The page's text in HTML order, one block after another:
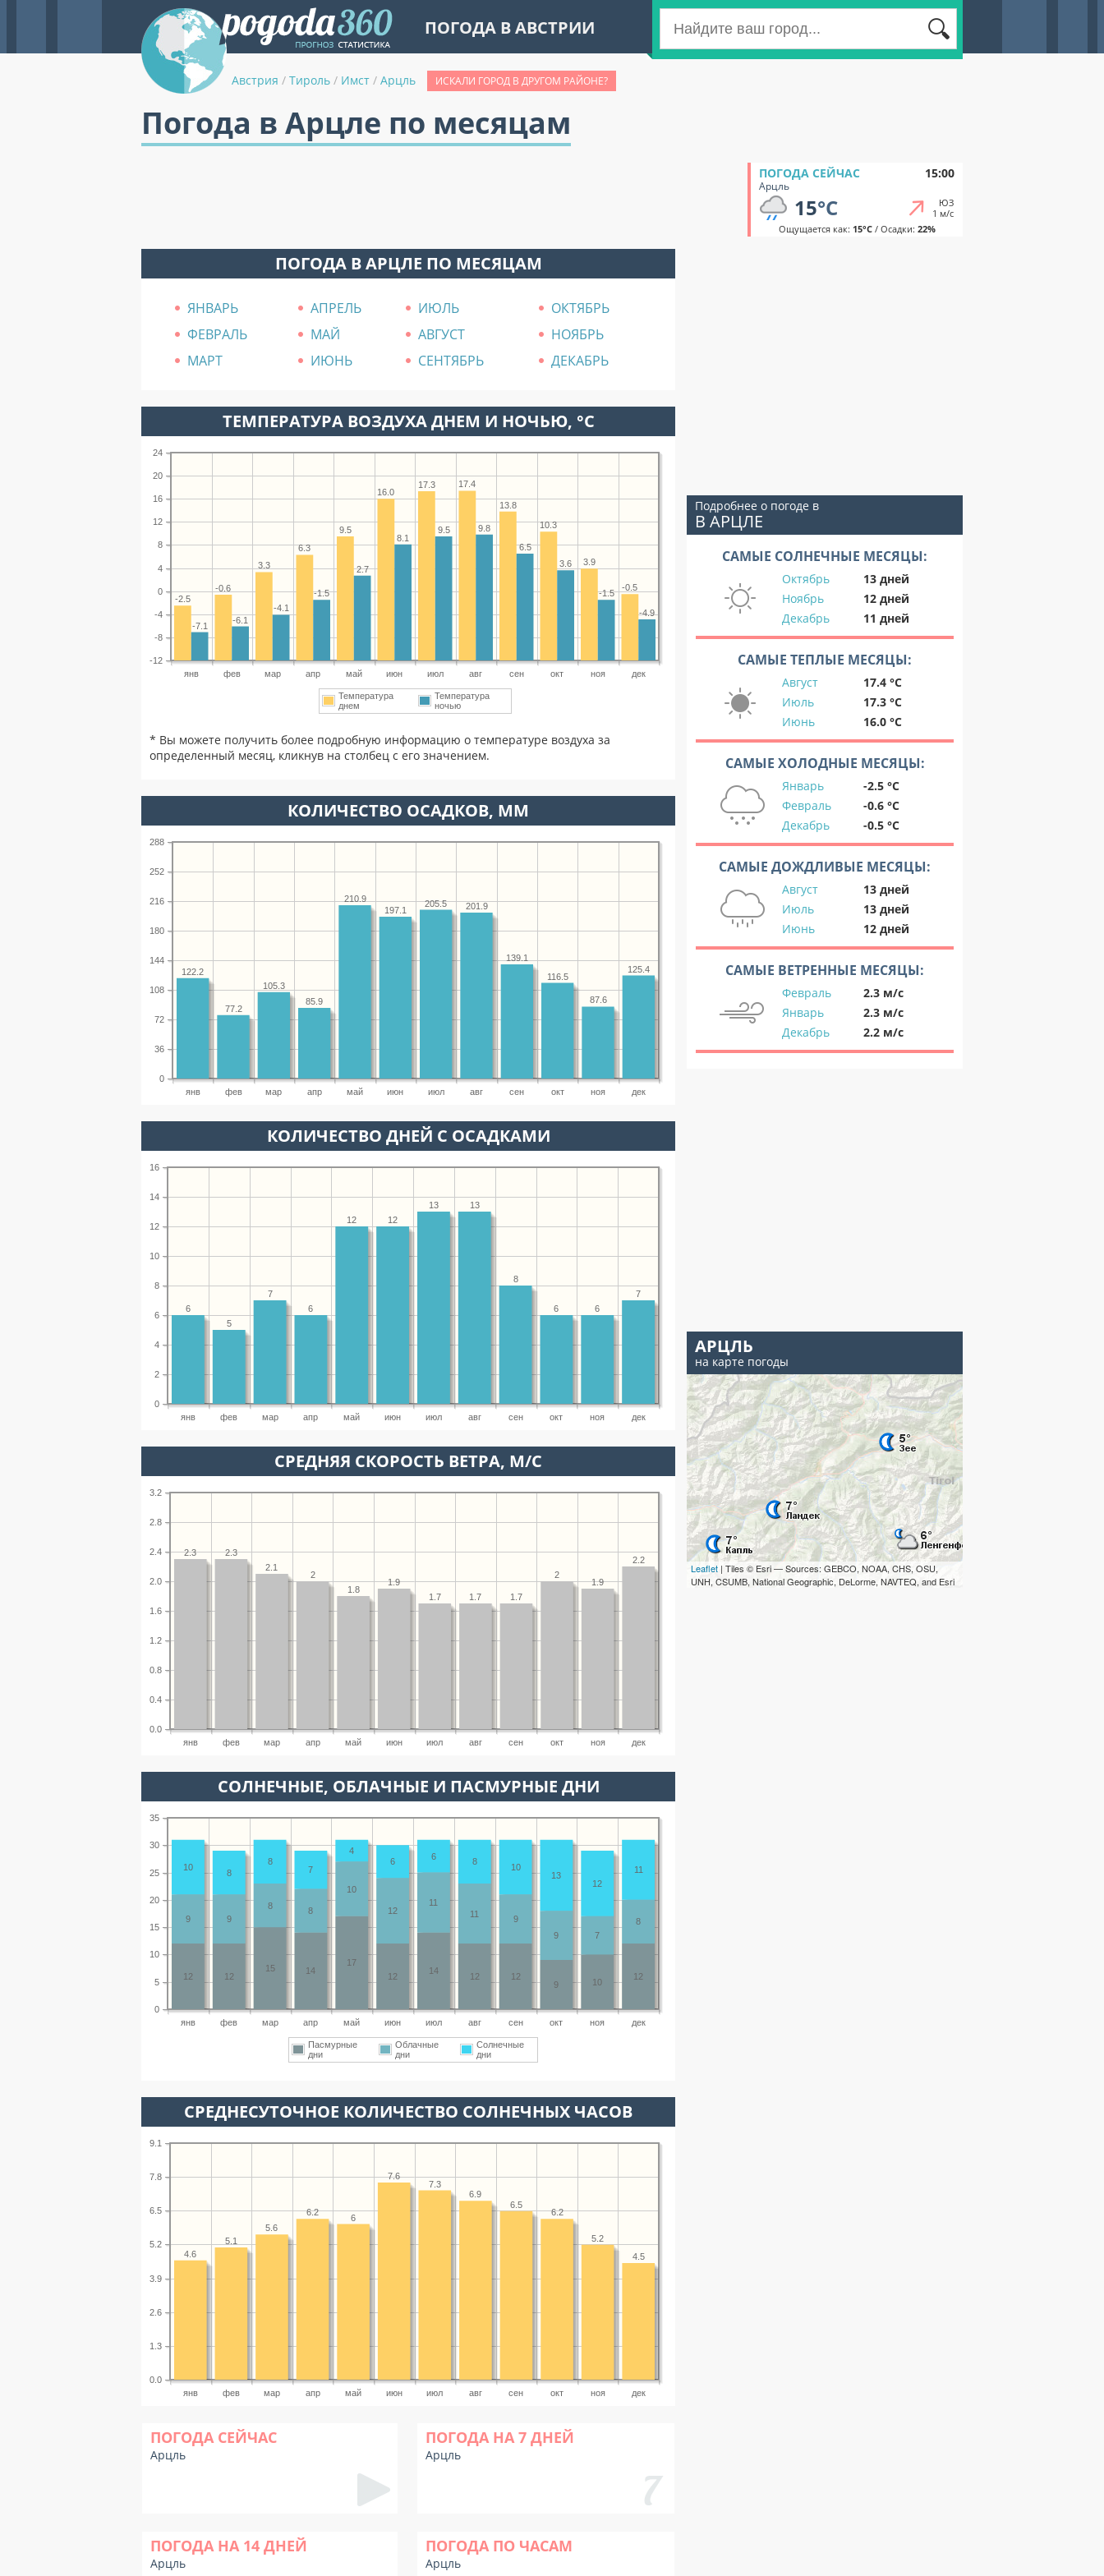
ПОГОДА В АВСТРИИ
Австрия / Тироль / Имст / Арцль ИСКАЛИ ГОРОД В ДРУГОМ РАЙОНЕ?
Погода в Арцле по месяцам
ПОГОДА СЕЙЧАС 15:00
Арцль
15°C
ЮЗ
1 м/с
Ощущается как: 15°C/ Осадки: 22%
ПОГОДА В АРЦЛЕ ПО МЕСЯЦАМ
ЯНВАРЬ АПРЕЛЬ ИЮЛЬ
ОКТЯБРЬ
ФЕВРАЛЬ
МАЙ АВГУСТ
НОЯБРЬ
МАРТ
ИЮНЬ СЕНТЯБРЬ ДЕКАБРЬ
ТЕМПЕРАТУРА ВОЗДУХА ДНЕМ И НОЧЬЮ, °C
янв фев мар апр май июн июл авг сен окт ноя дек
-12
-8
-4
0
4
8
12
16
20
24
-0.5
3.9
10.3
13.8
17.4
17.3
16.0
9.5
6.3
3.3
-0.6
-2.5
-4.9
-1.5
3.6
6.5
9.8
9.5
8.1
2.7
-1.5
-4.1
-6.1
-7.1
Температура
днем
Температура
ночью
* Вы можете получить более подробную информацию о температуре воздуха за
определенный месяц, кликнув на столбец с его значением.
КОЛИЧЕСТВО ОСАДКОВ, ММ
янв фев мар апр май июн июл авг сен окт ноя дек
0
36
72
108
144
180
216
252
288
125.4
87.6
116.5
139.1
201.9
205.5
197.1
210.9
85.9
105.3
77.2
122.2
КОЛИЧЕСТВО ДНЕЙ С ОСАДКАМИ
янв фев мар апр май июн июл авг сен окт ноя дек
0
2
4
6
8
10
12
14
16
7
6
6
8
13
13
12
12
6
7
5
6
СРЕДНЯЯ СКОРОСТЬ ВЕТРА, М/С
янв фев мар апр май июн июл авг сен окт ноя дек
0.0
0.4
0.8
1.2
1.6
2.0
2.4
2.8
3.2
2.2
1.9
2
1.7
1.7
1.7
1.9
1.8
2
2.1
2.3
2.3
CОЛНЕЧНЫЕ, ОБЛАЧНЫЕ И ПАСМУРНЫЕ ДНИ
янв фев мар апр май июн июл авг сен окт ноя дек
0
5
10
15
20
25
30
35
12
10
9
12
12
14
12
17
14
15
12
12
8
7
9
9
11
11
12
10
8
8
9
9
11
12
13
10
8
6
6
4
7
8
8
10
Пасмурные
дни
Облачные
дни
Солнечные
дни
СРЕДНЕСУТОЧНОЕ КОЛИЧЕСТВО СОЛНЕЧНЫХ ЧАСОВ
янв фев мар апр май июн июл авг сен окт ноя дек
0.0
1.3
2.6
3.9
5.2
6.5
7.8
9.1
4.5
5.2
6.2
6.5
6.9
7.3
7.6
6
6.2
5.6
5.1
4.6
ПОГОДА СЕЙЧАС
Арцль
ПОГОДА НА 7 ДНЕЙ
Арцль
ПОГОДА НА 14 ДНЕЙ
Арцль
ПОГОДА ПО ЧАСАМ
Арцль
Подробнее о погоде в
В АРЦЛЕ
САМЫЕ СОЛНЕЧНЫЕ МЕСЯЦЫ:
Октябрь
13 дней
Ноябрь
12 дней
Декабрь
11 дней
САМЫЕ ТЕПЛЫЕ МЕСЯЦЫ:
Август
17.4 °C
Июль
17.3 °C
Июнь
16.0 °C
САМЫЕ ХОЛОДНЫЕ МЕСЯЦЫ:
Январь
-2.5 °C
Февраль
-0.6 °C
Декабрь
-0.5 °C
САМЫЕ ДОЖДЛИВЫЕ МЕСЯЦЫ:
Август
13 дней
Июль
13 дней
Июнь
12 дней
САМЫЕ ВЕТРЕННЫЕ МЕСЯЦЫ:
Февраль
2.3 м/с
Январь
2.3 м/с
Декабрь
2.2 м/с
АРЦЛЬ
на карте погоды
Leaflet | Tiles © Esri — Sources: GEBCO, NOAA, CHS, OSU,
UNH, CSUMB, National Geographic, DeLorme, NAVTEQ, and Esri